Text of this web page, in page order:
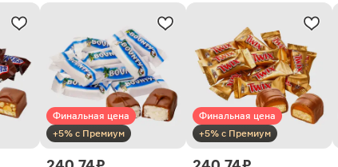
Финальная цена
+5% с Премиум
Финальная цена
+5% с Премиум